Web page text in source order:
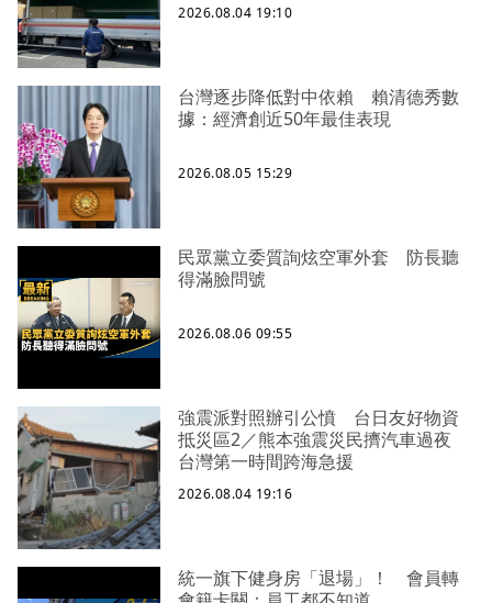
2026.08.04 19:10
台灣逐步降低對中依賴 賴清德秀數
據：經濟創近50年最佳表現
2026.08.05 15:29
民眾黨立委質詢炫空軍外套 防長聽
得滿臉問號
2026.08.06 09:55
強震派對照辦引公憤 台日友好物資
抵災區2／熊本強震災民擠汽車過夜
台灣第一時間跨海急援
2026.08.04 19:16
統一旗下健身房「退場」！ 會員轉